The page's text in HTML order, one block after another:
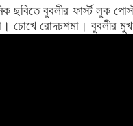
ছবিতে বুবলীর ফার্স্ট লুক
চোখে রোদচশমা। বুবলীর